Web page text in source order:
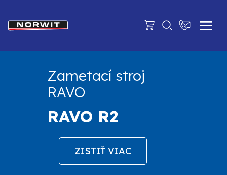
Zametací stroj
RAVO
RAVO R2
ZISTIŤ VIAC